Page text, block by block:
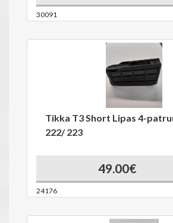
30091
Tikka T3 Short Lipas 4-
222/ 223
49.00€
24176